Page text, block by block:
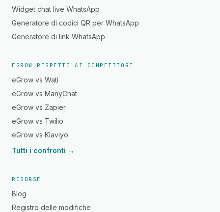
Widget chat live WhatsApp
Generatore di codici QR per WhatsApp
Generatore di link WhatsApp
EGROW RISPETTO AI COMPETITORI
eGrow vs Wati
eGrow vs ManyChat
eGrow vs Zapier
eGrow vs Twilio
eGrow vs Klaviyo
Tutti i confronti →
RISORSE
Blog
Registro delle modifiche